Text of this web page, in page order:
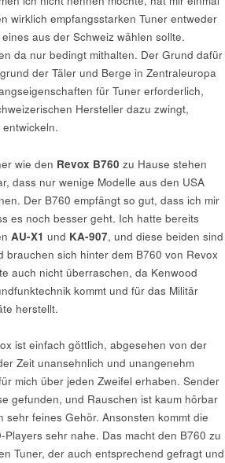
wirklich empfangsstarken Tuner entweder
aus der Schweiz wählen sollte.
da nur bedingt mithalten. Der Grund dafür
der Täler und Berge in Zentraleuropa
für Tuner erforderlich,
Hersteller dazu zwingt,
wie den Revox B760 zu Hause stehen
dass nur wenige Modelle aus den USA
Der B760 empfängt so gut, dass ich mir
es noch besser geht. Ich hatte bereits
AU-X1 und KA-907, und diese beiden sind
brauchen sich hinter dem B760 von Revox
auch nicht überraschen, da Kenwood
kommt und für das Militär
herstellt.
ist einfach göttlich, abgesehen von der
Zeit unansehnlich und unangenehm
mich über jeden Zweifel erhaben. Sender
gefunden, und Rauschen ist kaum hörbar
sehr feines Gehör. Ansonsten kommt die
sehr nahe. Das macht den B760 zu
Tuner, der auch entsprechend gefragt und